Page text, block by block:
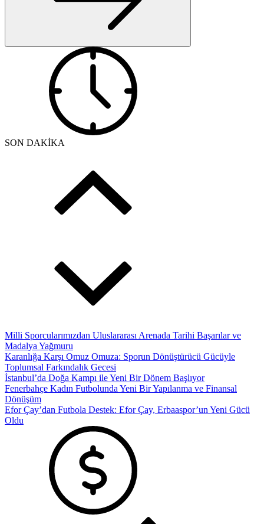
SON DAKİKA
Milli Sporcularımızdan Uluslararası Arenada Tarihi Başarılar ve
Madalya Yağmuru
Karanlığa Karşı Omuz Omuza: Sporun Dönüştürücü Gücüyle
Toplumsal Farkındalık Gecesi
İstanbul’da Doğa Kampı ile Yeni Bir Dönem Başlıyor
Fenerbahçe Kadın Futbolunda Yeni Bir Yapılanma ve Finansal
Dönüşüm
Efor Çay’dan Futbola Destek: Efor Çay, Erbaaspor’un Yeni Gücü
Oldu